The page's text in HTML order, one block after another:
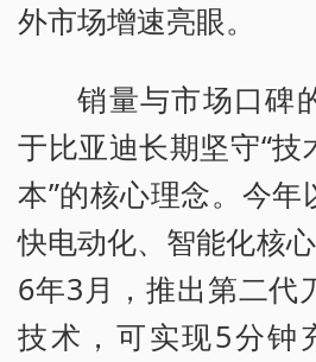
外市场增速亮眼。
销量与市场口碑
于比亚迪长期坚守“技
本”的核心理念。今年
快电动化、智能化核
6年3月，推出第二代
技术，可实现5分钟